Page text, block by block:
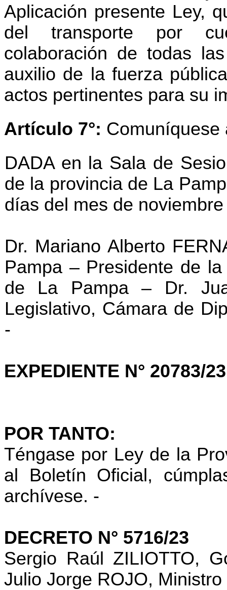
Aplicación presente Ley,
del transporte por
colaboración de todas
auxilio de la fuerza
actos pertinentes para su
Artículo 7°: Comuníquese
DADA en la Sala de
de la provincia de La
días del mes de
Dr. Mariano Alberto
Pampa – Presidente de
de La Pampa – Dr.
Legislativo, Cámara de
-
EXPEDIENTE N° 20783/23
POR TANTO:
Téngase por Ley de la
al Boletín Oficial,
archívese. -
DECRETO N° 5716/23
Sergio Raúl ZILIOTTO,
Julio Jorge ROJO,